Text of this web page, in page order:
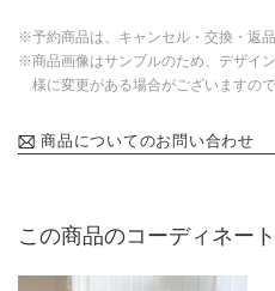
※予約商品は、キャンセル・交換・返
※商品画像はサンプルのため、デザイ
様に変更がある場合がございますの
商品についてのお問い合わせ
この商品のコーディネート